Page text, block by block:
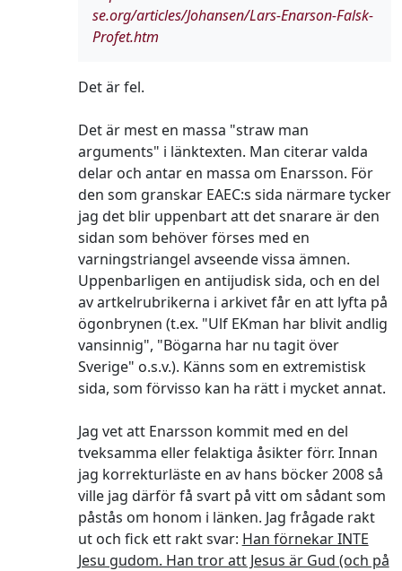
se.org/articles/Johansen/Lars-Enarson-Falsk-
Profet.htm
Det är fel.
Det är mest en massa "straw man
arguments" i länktexten. Man citerar valda
delar och antar en massa om Enarsson. För
den som granskar EAEC:s sida närmare tycker
jag det blir uppenbart att det snarare är den
sidan som behöver förses med en
varningstriangel avseende vissa ämnen.
Uppenbarligen en antijudisk sida, och en del
av artkelrubrikerna i arkivet får en att lyfta på
ögonbrynen (t.ex. "Ulf EKman har blivit andlig
vansinnig", "Bögarna har nu tagit över
Sverige" o.s.v.). Känns som en extremistisk
sida, som förvisso kan ha rätt i mycket annat.
Jag vet att Enarsson kommit med en del
tveksamma eller felaktiga åsikter förr. Innan
jag korrekturläste en av hans böcker 2008 så
ville jag därför få svart på vitt om sådant som
påstås om honom i länken. Jag frågade rakt
ut och fick ett rakt svar: Han förnekar INTE
Jesu gudom. Han tror att Jesus är Gud (och på